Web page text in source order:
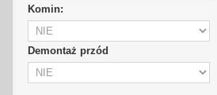
Komin:
Demontaż przód